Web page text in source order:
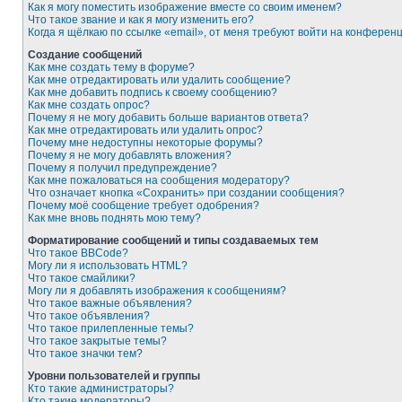
Как я могу поместить изображение вместе со своим именем?
Что такое звание и как я могу изменить его?
Когда я щёлкаю по ссылке «email», от меня требуют войти на
Создание сообщений
Как мне создать тему в форуме?
Как мне отредактировать или удалить сообщение?
Как мне добавить подпись к своему сообщению?
Как мне создать опрос?
Почему я не могу добавить больше вариантов ответа?
Как мне отредактировать или удалить опрос?
Почему мне недоступны некоторые форумы?
Почему я не могу добавлять вложения?
Почему я получил предупреждение?
Как мне пожаловаться на сообщения модератору?
Что означает кнопка «Сохранить» при создании сообщения?
Почему моё сообщение требует одобрения?
Как мне вновь поднять мою тему?
Форматирование сообщений и типы создаваемых тем
Что такое BBCode?
Могу ли я использовать HTML?
Что такое смайлики?
Могу ли я добавлять изображения к сообщениям?
Что такое важные объявления?
Что такое объявления?
Что такое прилепленные темы?
Что такое закрытые темы?
Что такое значки тем?
Уровни пользователей и группы
Кто такие администраторы?